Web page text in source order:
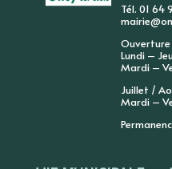
Tél. 01 64
Lundi –
Mardi –
Juillet /
Mardi –